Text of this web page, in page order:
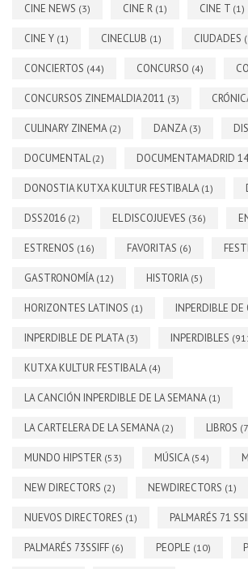
CINE NEWS (3) CINE R (1) CINE T (1)
CINE Y (1) CINECLUB (1) CIUDADES
CONCIERTOS (44) CONCURSO (4)
CONCURSOS ZINEMALDIA2011 (3)
CULINARY ZINEMA (2) DANZA (3)
DOCUMENTAL(2) DOCUMENTAMADRID
DONOSTIA KUTXA KULTUR FESTIBALA (1)
DSS2016 (2) EL DISCOJUEVES (36)
ESTRENOS (16) FAVORITAS (6)
GASTRONOMÍA (12) HISTORIA (5)
HORIZONTES LATINOS (1) INPERDIBLE DE
INPERDIBLE DE PLATA (3) INPERDIBLES
KUTXA KULTUR FESTIBALA (4)
LA CANCIÓN INPERDIBLE DE LA SEMANA (1)
LA CARTELERA DE LA SEMANA (2) LIBROS
MUNDO HIPSTER (53) MÚSICA (54)
NEW DIRECTORS (2) NEWDIRECTORS (1)
NUEVOS DIRECTORES (1) PALMARÉS 71
PALMARÉS 73SSIFF (6) PEOPLE (10)